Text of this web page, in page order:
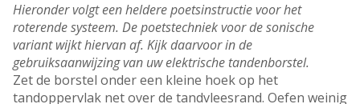
Hieronder volgt een heldere poetsinstructie voor het
roterende systeem. De poetstechniek voor de sonische
variant wijkt hiervan af. Kijk daarvoor in de
gebruiksaanwijzing van uw elektrische tandenborstel.
Zet de borstel onder een kleine hoek op het
tandoppervlak net over de tandvleesrand. Oefen weinig